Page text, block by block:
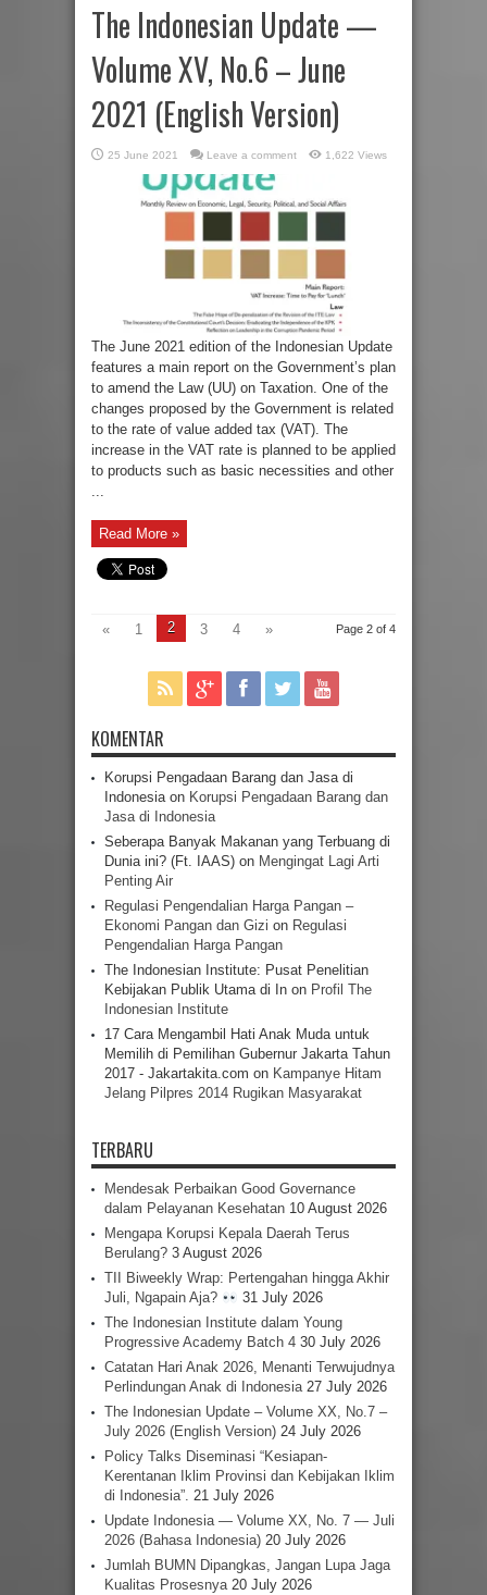
The Indonesian Update —
Volume XV, No.6 – June
2021 (English Version)
25 June 2021 Leave a comment 1,622 Views
The June 2021 edition of the Indonesian Update
features a main report on the Government’s plan
to amend the Law (UU) on Taxation. One of the
changes proposed by the Government is related
to the rate of value added tax (VAT). The
increase in the VAT rate is planned to be applied
to products such as basic necessities and other
...
Read More »
Page 2 of 4
« 1 2 3 4 »
KOMENTAR
Korupsi Pengadaan Barang dan Jasa di
Indonesiaon Korupsi Pengadaan Barang dan
Jasa di Indonesia
Seberapa Banyak Makanan yang Terbuang di
Dunia ini? (Ft. IAAS) on Mengingat Lagi Arti
Penting Air
Regulasi Pengendalian Harga Pangan –
Ekonomi Pangan dan Gizi on Regulasi
Pengendalian Harga Pangan
The Indonesian Institute: Pusat Penelitian
Kebijakan Publik Utama di In on Profil The
Indonesian Institute
17 Cara Mengambil Hati Anak Muda untuk
Memilih di Pemilihan Gubernur Jakarta Tahun
2017 - Jakartakita.com on Kampanye Hitam
Jelang Pilpres 2014 Rugikan Masyarakat
TERBARU
Mendesak Perbaikan Good Governance
dalam Pelayanan Kesehatan 10 August 2026
Mengapa Korupsi Kepala Daerah Terus
Berulang? 3 August 2026
TII Biweekly Wrap: Pertengahan hingga Akhir
Juli, Ngapain Aja?
31 July 2026
The Indonesian Institute dalam Young
Progressive Academy Batch 4 30 July 2026
Catatan Hari Anak 2026, Menanti Terwujudnya
Perlindungan Anak di Indonesia 27 July 2026
The Indonesian Update – Volume XX, No.7 –
July 2026 (English Version) 24 July 2026
Policy Talks Diseminasi “Kesiapan-
Kerentanan Iklim Provinsi dan Kebijakan Iklim
di Indonesia”. 21 July 2026
Update Indonesia — Volume XX, No. 7 — Juli
2026 (Bahasa Indonesia) 20 July 2026
Jumlah BUMN Dipangkas, Jangan Lupa Jaga
Kualitas Prosesnya 20 July 2026